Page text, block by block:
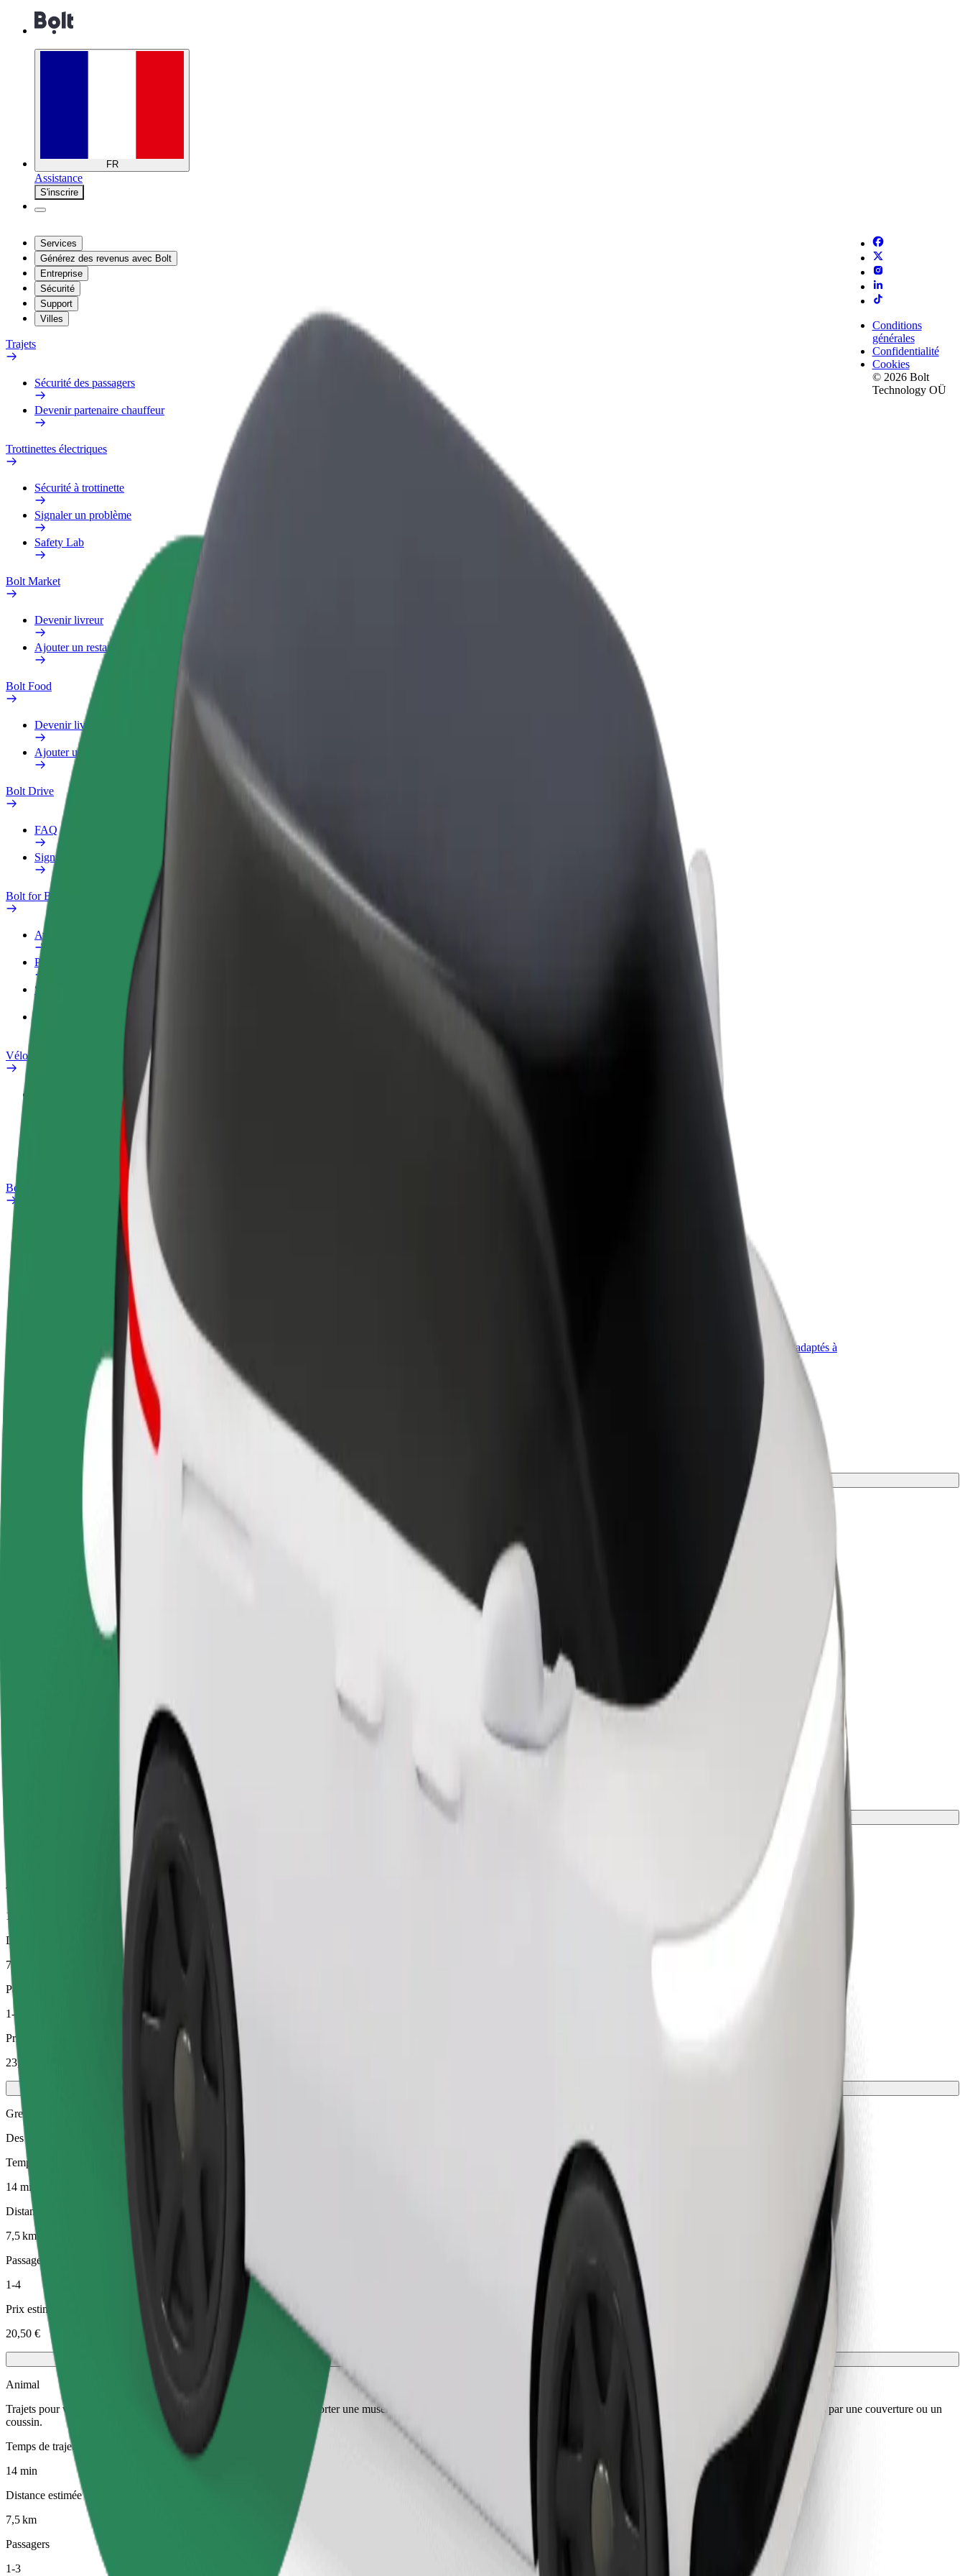
FR
Assistance
S'inscrire
Services
Générez des revenus avec Bolt
Entreprise
Sécurité
Support
Villes
Trajets
Sécurité des passagers
Devenir partenaire chauffeur
Trottinettes électriques
Sécurité à trottinette
Signaler un problème
Safety Lab
Bolt Market
Devenir livreur
Ajouter un restaurant ou un magasin
Bolt Food
Devenir livreur
Ajouter un restaurant ou un magasin
Bolt Drive
FAQ
Signaler un véhicule
Bolt for Business
Avantages
Profil professionnel
Services
Bolt Food pour les entreprises
Vélos électriques
Signaler un problème
Bolt Plus
Devenir partenaire chauffeur
Générez des revenus selon
vos conditions
Devenir livreur
Livrez des repas et générez des revenus
chaque semaine
Bolt for Business
Produits et services Bolt adaptés à
Conditions
générales
Confidentialité
Cookies
© 2026 Bolt
Technology OÜ
Comment se rendre de Amsterdam RAI à Dam Square
À la recherche du meilleur trajet entre Amsterdam RAI et Dam Square ? Explorez nos services et trouvez celui qui vous convient le mieux.
Praticité et confort, en quelques clics !
Trajets fiables dans des voitures classiques de taille moyenne.
Temps de trajet estimé
Des voitures plus grandes avec plus d'espace pour les jambes et plus de rangement
Temps de trajet estimé
14 min
Distance estimée
7,5 km
Passagers
1-4
Prix estimé
23,60 €
Green
Des trajets efficaces dans des véhicules entièrement électriques
Temps de trajet estimé
14 min
Distance estimée
7,5 km
Passagers
1-4
Prix estimé
20,50 €
Animal
Trajets pour vous et votre animal de compagnie. Les chiens doivent porter une muselière, les petits animaux doivent être dans une cage de transport, et les sièges doivent être protégés par une couverture ou un
coussin.
Temps de trajet estimé
14 min
Distance estimée
7,5 km
Passagers
1-3